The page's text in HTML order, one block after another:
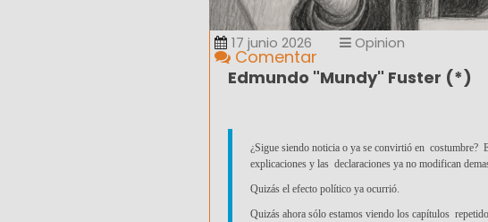
17 junio 2026 Opinion
Comentar
Edmundo "Mundy" Fuster (*)
¿Sigue siendo noticia o ya se convirtió en costumbre?
explicaciones y las declaraciones ya no modifican
Quizás el efecto político ya ocurrió.
Quizás ahora sólo estamos viendo los capítulos